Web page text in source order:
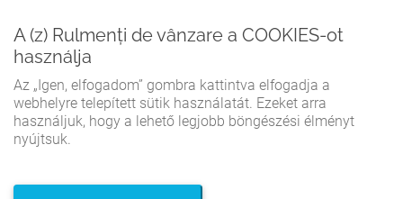
FELHASZNÁLÁSI FELTÉTELEK
ADATVÉDELMI IRÁNYELVEK
COOKIE-IRÁNYELVEK
KAPCSOLATBA LÉPNI
A (z) Rulmenți de vânzare a COOKIES-ot
használja
Az „Igen, elfogadom” gombra kattintva elfogadja a
webhelyre telepített sütik használatát. Ezeket arra
használjuk, hogy a lehető legjobb böngészési élményt
nyújtsuk.